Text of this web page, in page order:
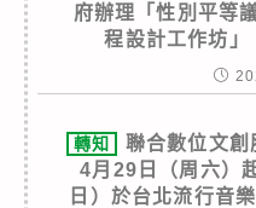
府辦理「性別平等
程設計工作坊」
轉知
聯合數位文
4月29日（周六）
日）於台北流行音